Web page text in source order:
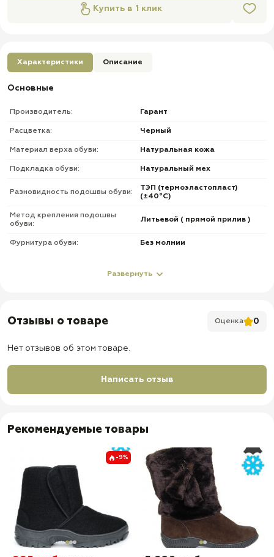
Купить в 1 клик
Характеристики Описание
Основные
Производитель: Гарант
Расцветка: Черный
Материал верха обуви: Натуральная кожа
Подкладка обуви: Натуральный мех
Разновидность подошвы обуви:
ТЭП (термоэластопласт)
(±40°С)
Метод крепления подошвы
обуви:
Литьевой ( прямой прилив )
Фурнитура обуви: Без молнии
Материалы комбинированные:
✅Натуральный мех
✅Быстрая отправка
Развернуть
Отзывы о товаре Оценка 0
Нет отзывов об этом товаре.
Написать отзыв
Рекомендуемые товары
-9%